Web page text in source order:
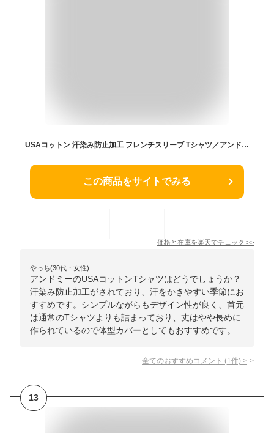
USAコットン 汗染み防止加工 フレンチスリーブ Tシャツ／アンドミー（andme）
この商品をサイトでみる
価格と在庫を楽天でチェック >>
やっち(30代・女性)
アンドミーのUSAコットンTシャツはどうでしょうか？
汗染み防止加工がされており、汗をかきやすい季節にお
すすめです。シンプルながらもデザイン性が良く、首元
は通常のTシャツよりも詰まっており、丈はやや長めに
作られているので体型カバーとしてもおすすめです。
全てのおすすめコメント (1 件) >
13